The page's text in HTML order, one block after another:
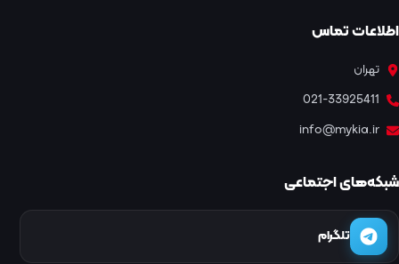
اطلاعات تماس
تهران
021-33925411
info@mykia.ir
شبکه‌های اجتماعی
تلگرام